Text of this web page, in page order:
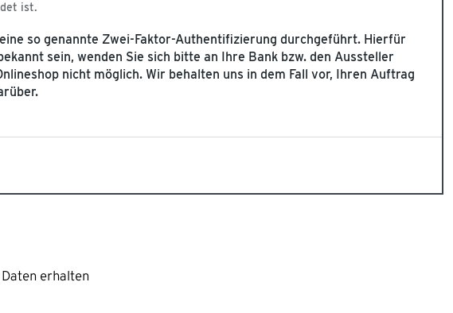
ist.
so genannte Zwei-Faktor-Authentifizierung durchgeführt. Hierfür
sein, wenden Sie sich bitte an Ihre Bank bzw. den Aussteller
nicht möglich. Wir behalten uns in dem Fall vor, Ihren Auftrag
erhalten